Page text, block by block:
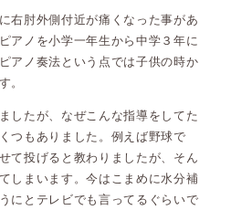
右肘外側付近が痛くなった事があ
アノを小学一年生から中学３年に
アノ奏法という点では子供の時か
。
したが、なぜこんな指導をしてた
つもありました。例えば野球で
て投げると教わりましたが、そん
しまいます。今はこまめに水分補
にとテレビでも言ってるぐらいで